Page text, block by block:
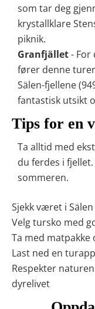
som tar deg
krystallklare
piknik.
Granfjället- For
fører denne
Sälen-fjellene
fantastisk utsikt
Tips for en
Ta alltid med
du ferdes i
sommeren.
Sjekk været i
Velg tursko med
Ta med
Last ned en
Respekter
dyrelivet